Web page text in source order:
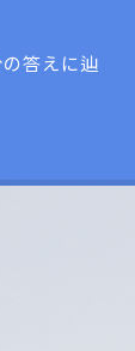
の答えに辿